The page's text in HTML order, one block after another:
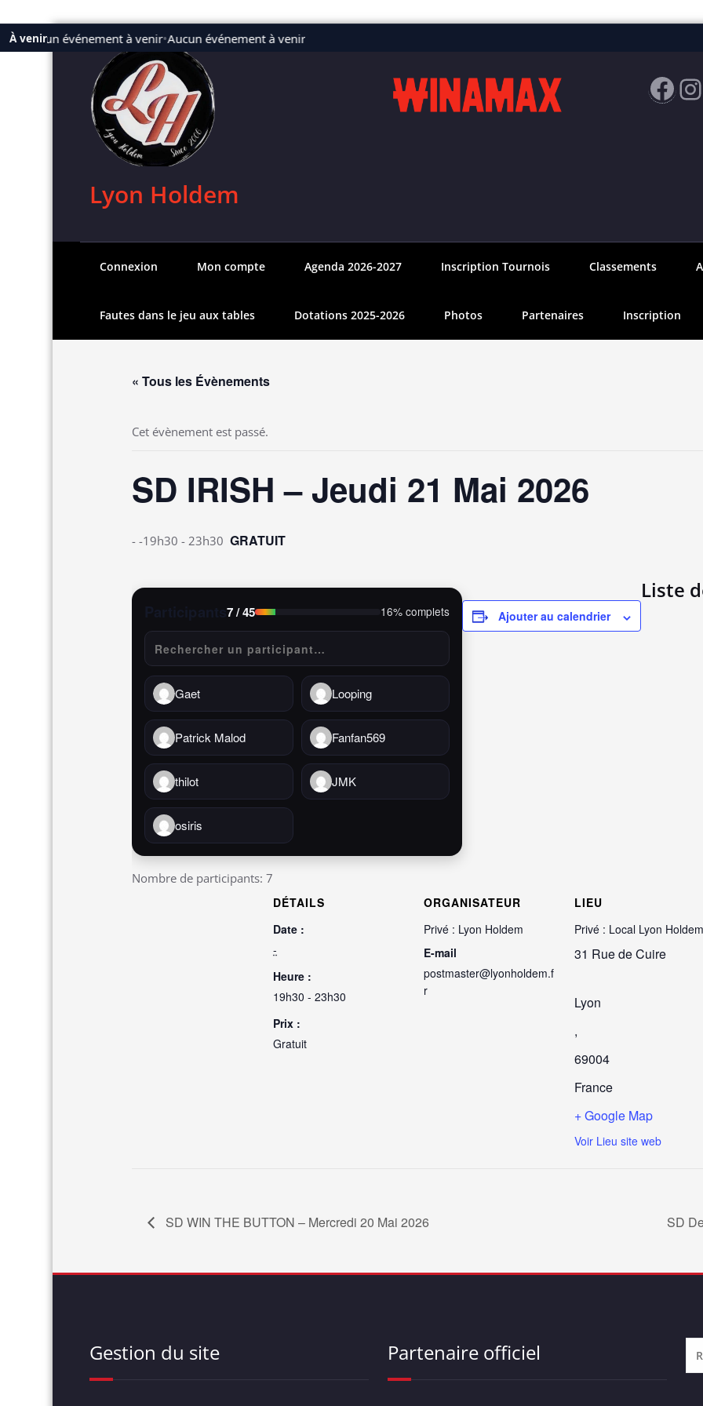
À venir
Aucun événement à venir•Aucun événement à venir
Aller
Lyon Holdem
Connexion Mon compte Agenda 2026-2027 Inscription Tournois Classements
Fautes dans le jeu aux tables Dotations 2025-2026 Photos Partenaires Inscription
« Tous les Évènements
Cet évènement est passé.
SD IRISH – Jeudi 21 Mai 2026
- -19h30 - 23h30 GRATUIT
Participants7/ 45 16% complets
Gaet Looping
Patrick Malod Fanfan569
thilot JMK
osiris
Ajouter au calendrier
DÉTAILS
Date :
-
Heure :
19h30 - 23h30
Prix :
Gratuit
ORGANISATEUR
Privé : Lyon Holdem
E-mail
postmaster@lyonholdem.f
r
LIEU
Privé : Local Lyon Holdem
31 Rue de Cuire
Lyon
,
69004
France
+ Google Map
Voir Lieu site web
Liste
Nombre de participants: 7
SD WIN THE BUTTON – Mercredi 20 Mai 2026 SD
Gestion du site Partenaire officiel